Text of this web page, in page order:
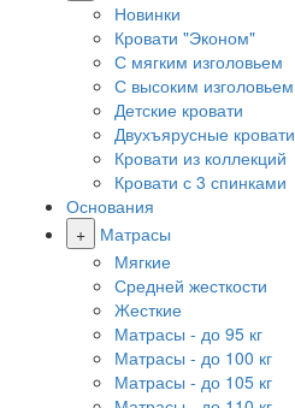
Новинки
Кровати "Эконом"
С мягким изголовьем
С высоким изголовьем
Детские кровати
Двухъярусные кровати
Кровати из коллекций
Кровати с 3 спинками
Основания
+
Матрасы
Мягкие
Средней жесткости
Жесткие
Матрасы - до 95 кг
Матрасы - до 100 кг
Матрасы - до 105 кг